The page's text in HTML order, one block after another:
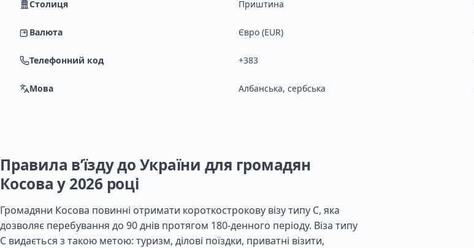
Столиця Приштина
Валюта Євро (EUR)
Телефонний код +383
Мова Албанська, сербська
Правила в’їзду до України для громадян
Косова у 2026 році
Громадяни Косова повинні отримати короткострокову візу типу C, яка
дозволяє перебування до 90 днів протягом 180-денного періоду. Віза типу
C видається з такою метою: туризм, ділові поїздки, приватні візити,